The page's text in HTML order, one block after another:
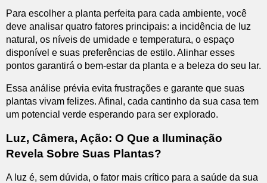
Para escolher a planta perfeita para cada ambiente, você
deve analisar quatro fatores principais: a incidência de luz
natural, os níveis de umidade e temperatura, o espaço
disponível e suas preferências de estilo. Alinhar esses
pontos garantirá o bem-estar da planta e a beleza do seu lar.
Essa análise prévia evita frustrações e garante que suas
plantas vivam felizes. Afinal, cada cantinho da sua casa tem
um potencial verde esperando para ser explorado.
Luz, Câmera, Ação: O Que a Iluminação
Revela Sobre Suas Plantas?
A luz é, sem dúvida, o fator mais crítico para a saúde da sua